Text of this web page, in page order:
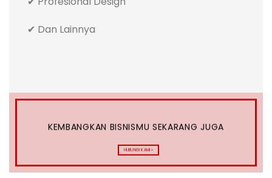
✔ Dan Lainnya
KEMBANGKAN BISNISMU SEKARANG JUGA
HUBUNGI KAMI »